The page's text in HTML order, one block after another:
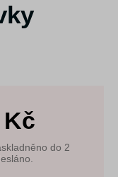
Kč
do 2